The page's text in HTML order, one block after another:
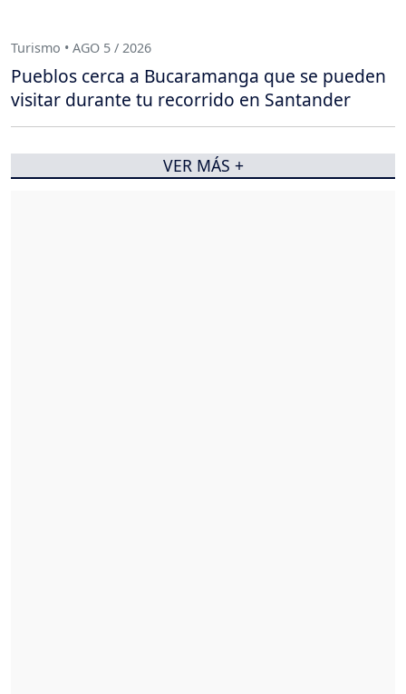
Turismo • AGO 5 / 2026
Pueblos cerca a Bucaramanga que se pueden
visitar durante tu recorrido en Santander
VER MÁS +